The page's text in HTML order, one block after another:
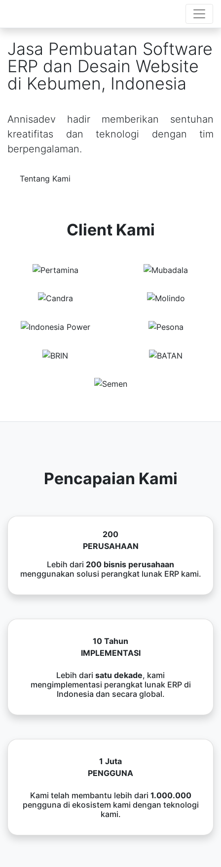
Jasa Pembuatan Software
ERP dan Desain Website
di Kebumen, Indonesia
Annisadev hadir memberikan sentuhan
kreatifitas dan teknologi dengan tim
berpengalaman.
Tentang Kami
Client Kami
Pencapaian Kami
200
PERUSAHAAN
Lebih dari 200 bisnis perusahaan
menggunakan solusi perangkat lunak ERP kami.
10 Tahun
IMPLEMENTASI
Lebih dari satu dekade, kami
mengimplementasi perangkat lunak ERP di
Indonesia dan secara global.
1 Juta
PENGGUNA
Kami telah membantu lebih dari 1.000.000
pengguna di ekosistem kami dengan teknologi
kami.